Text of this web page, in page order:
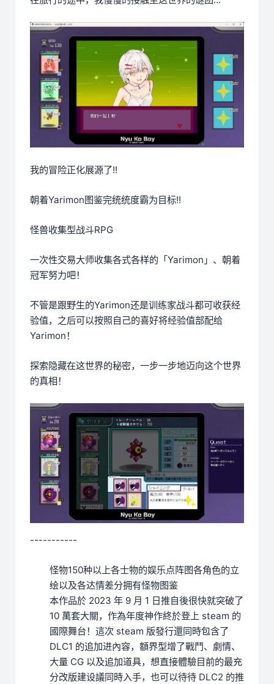
我的冒险正化展源了!!
朝着Yarimon图鉴完统统度霸为目标!!
怪兽收集型战斗RPG
一次性交易大师收集各式各样的「Yarimon」、朝着
冠军努力吧！
不管是跟野生的Yarimon还是训练家战斗都可收获经
验值，之后可以按照自己的喜好将经验值部配给
Yarimon！
探索隐藏在这世界的秘密，一步一步地迈向这个世界
的真相！
-----------
怪物150种以上各士物的娱乐点阵图各角色的立
绘以及各达情差分拥有怪物图鉴
本作品於 2023 年 9 月 1 日推自後很快就突破了
10 萬套大關，作為年度神作終於登上 steam 的
國際舞台！這次 steam 版發行還同時包含了
DLC1 的追加进內容，額界型增了戰鬥、劇情、
大量 CG 以及追加道具，想直接體驗目前的最充
分改版建设議同時入手，也可以待待 DLC2 的推